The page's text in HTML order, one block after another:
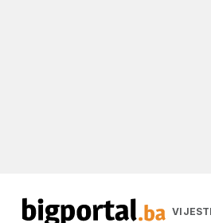
VIJESTI